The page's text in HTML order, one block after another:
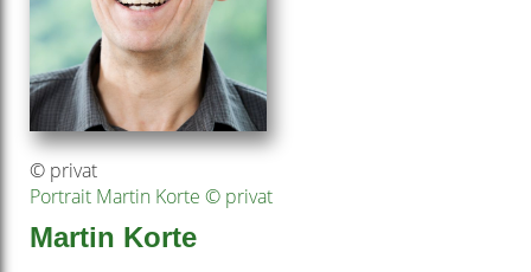
© privat
Portrait Martin Korte © privat
Martin Korte